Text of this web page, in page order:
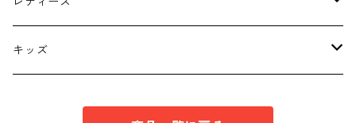
ボトムス
トップス
キッズ